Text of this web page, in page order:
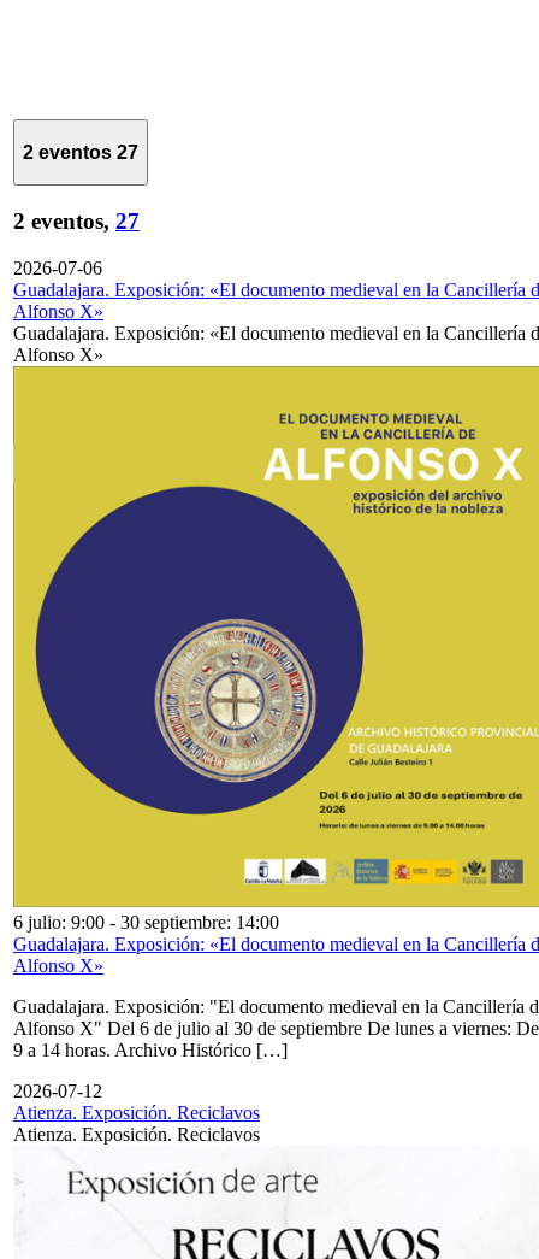
2 eventos 27
2 eventos, 27
2026-07-06
Guadalajara. Exposición: «El documento medieval en la Cancillería
Alfonso X»
Guadalajara. Exposición: «El documento medieval en la Cancillería
Alfonso X»
6 julio: 9:00 - 30 septiembre: 14:00
Guadalajara. Exposición: «El documento medieval en la Cancillería
Alfonso X»
Guadalajara. Exposición: "El documento medieval en la Cancillería
Alfonso X" Del 6 de julio al 30 de septiembre De lunes a viernes: De
9 a 14 horas. Archivo Histórico […]
2026-07-12
Atienza. Exposición. Reciclavos
Atienza. Exposición. Reciclavos